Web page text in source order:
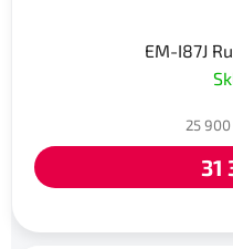
EM-I87J
25 900
31